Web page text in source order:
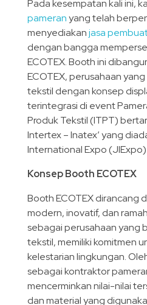
Pada kesempatan kali ini,
pameranyang telah
menyediakanjasa
dengan bangga
ECOTEX. Booth ini
ECOTEX, perusahaan
tekstil dengan konsep
terintegrasi di event
Produk Tekstil (ITPT)
Intertex – Inatex’ yang
International Expo
Konsep Booth ECOTEX
Booth ECOTEX dirancang
modern, inovatif, dan
sebagai perusahaan yang
tekstil, memiliki komitmen
kelestarian lingkungan.
sebagai kontraktor
mencerminkan nilai-nilai
dan material yang